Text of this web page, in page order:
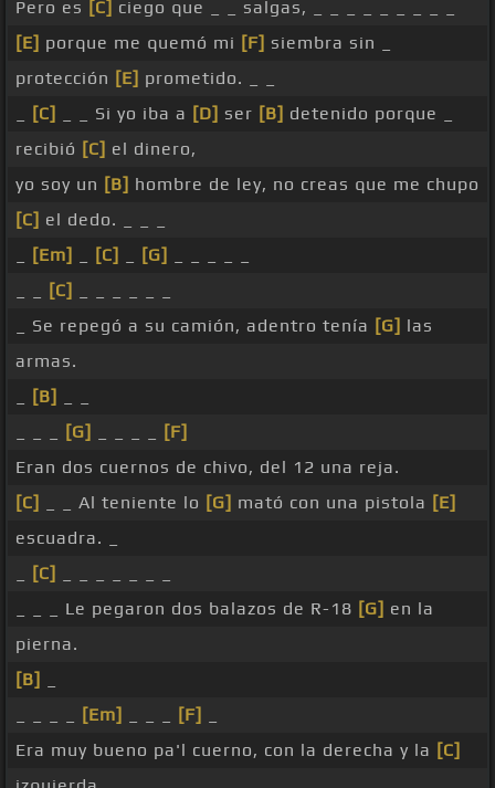
Pero es [C] ciego que _ _ salgas, _ _ _ _ _ _ _ _ _
[E] porque me quemó mi [F] siembra sin _
protección [E] prometido. _ _
[C] _ _ Si yo iba a [D] ser [B] detenido porque _
recibió [C] el dinero,
yo soy un [B] hombre de ley, no creas que me chupo
[C] el dedo. _ _ _
[Em] [C] [G]
[C]
_ Se repegó a su camión, adentro tenía [G] las
armas.
[B]
[G]
[F]
Eran dos cuernos de chivo, del 12 una reja.
[C]
_ _ Al teniente lo [G] mató con una pistola [E]
escuadra. _
[C]
_ _ _ Le pegaron dos balazos de R-18 [G] en la
pierna.
[B]
[Em] [F]
Era muy bueno pa'l cuerno, con la derecha y la [C]